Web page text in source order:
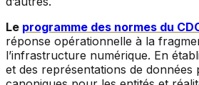
Le programme des normes du
réponse opérationnelle à la
l’infrastructure numérique. En
et des représentations de données